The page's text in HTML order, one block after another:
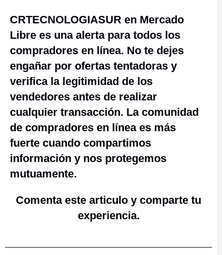
CRTECNOLOGIASUR en Mercado
Libre es una alerta para todos los
compradores en línea. No te dejes
engañar por ofertas tentadoras y
verifica la legitimidad de los
vendedores antes de realizar
cualquier transacción. La comunidad
de compradores en línea es más
fuerte cuando compartimos
información y nos protegemos
mutuamente.
Comenta este articulo y comparte tu
experiencia.